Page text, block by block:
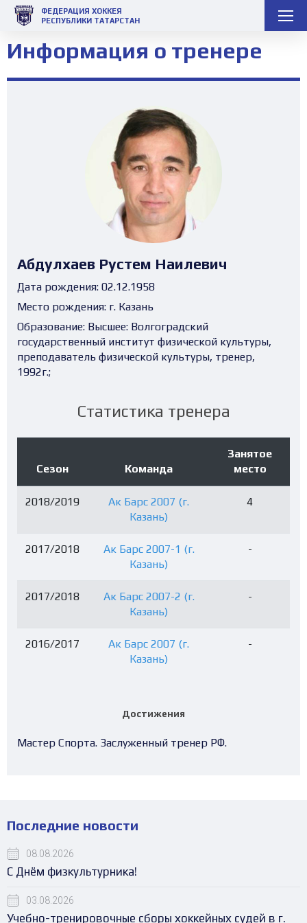
ФЕДЕРАЦИЯ ХОККЕЯ
РЕСПУБЛИКИ ТАТАРСТАН
Информация о тренере
Абдулхаев Рустем Наилевич
Дата рождения: 02.12.1958
Место рождения: г. Казань
Образование: Высшее: Волгоградский
государственный институт физической культуры,
преподаватель физической культуры, тренер,
1992г.;
Статистика тренера
Сезон Команда
Занятое
место
2018/2019
Ак Барс 2007 (г.
Казань)
4
2017/2018
Ак Барс 2007-1 (г.
Казань)
-
2017/2018
Ак Барс 2007-2 (г.
Казань)
-
2016/2017
Ак Барс 2007 (г.
Казань)
-
Достижения
Мастер Спорта. Заслуженный тренер РФ.
Последние новости
08.08.2026
С Днём физкультурника!
03.08.2026
Учебно-тренировочные сборы хоккейных судей в г.